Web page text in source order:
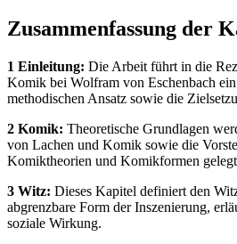
Zusammenfassung der
1 Einleitung: Die Arbeit führt in die
Komik bei Wolfram von Eschenbach
methodischen Ansatz sowie die
2 Komik: Theoretische Grundlagen
von Lachen und Komik sowie die
Komiktheorien und Komikformen
3 Witz: Dieses Kapitel definiert den
abgrenzbare Form der Inszenierung,
soziale Wirkung.